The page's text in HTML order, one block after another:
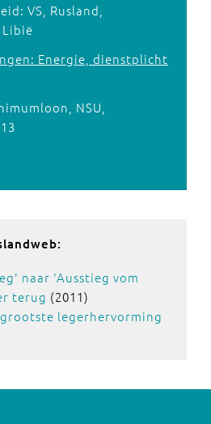
VS, Rusland,
Energie, dienstplicht
NSU,
naar 'Ausstieg vom
terug (2011)
legerhervorming